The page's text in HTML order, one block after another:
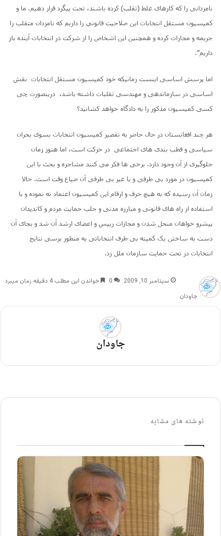
نامزدانی را که کارهای غلط (تقلب) کرده باشند، تحت پیگرد قرار دهیم. ما و
کمیسیون مستقل انتخابات اين صلاحيت قانوني را داريم كه نامزدان متقلب را
جریمه و مجازات کرده و همچنین این اشخاص را از شرکت در انتخابات آینده باز
داریم”.
اما پرسش اساسی اینست زمانیکه خود کمیسیون مستقل انتخابات نقش
اساسی در سازماندهی و مهندسی تقلبات داشته باشد، درینصورت چی
کسی کمیسیون مذکور را به دادگاه خواهد کشانید؟
هر چند افغانستان در حال حاضر به تقصیر کمیسیون انتخابات بسوی بحران
سیاسی و قطب بندی های اجتماعی در حرکت است، اما هنوز زمان
جلوگیری از آن وجود دارد. برخی ها فکر می کنند مشاجره و بحث با این
کمیسیون در مورد بی طرفی و یا غیر بی طرفی آن ضیاع وقت است. حالا
زمان آن رسیده که به هیچ حرف و ارقام این کمیسیون اعتماد نه نموده و با
استفاده از راه های قانونی و مبارزه مدنی و جلب حمایت مردم و کاندیدان
پیشرو خواهان منحل شدن و مجازات رییس و اعضای ارشد آن شد و بجای آن
دست به ساختن یک کمیته بی طرف انتخاباتی به منظور برسی نتایج
انتخابات در تحت حمایت سازمان ملل زد.
جاودان
سپتامبر 10, 2009 0 خواندن این مطلب 4 دقیقه زمان میبرد
جاودان
نوشته های مشابه